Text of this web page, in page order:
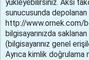
yükleyebilirsiniz. Aksi
sunucusunda
http://www.ornek.com/
bilgisayarınızda
(bilgisayarınız genel
Ayrıca kimlik doğrulama